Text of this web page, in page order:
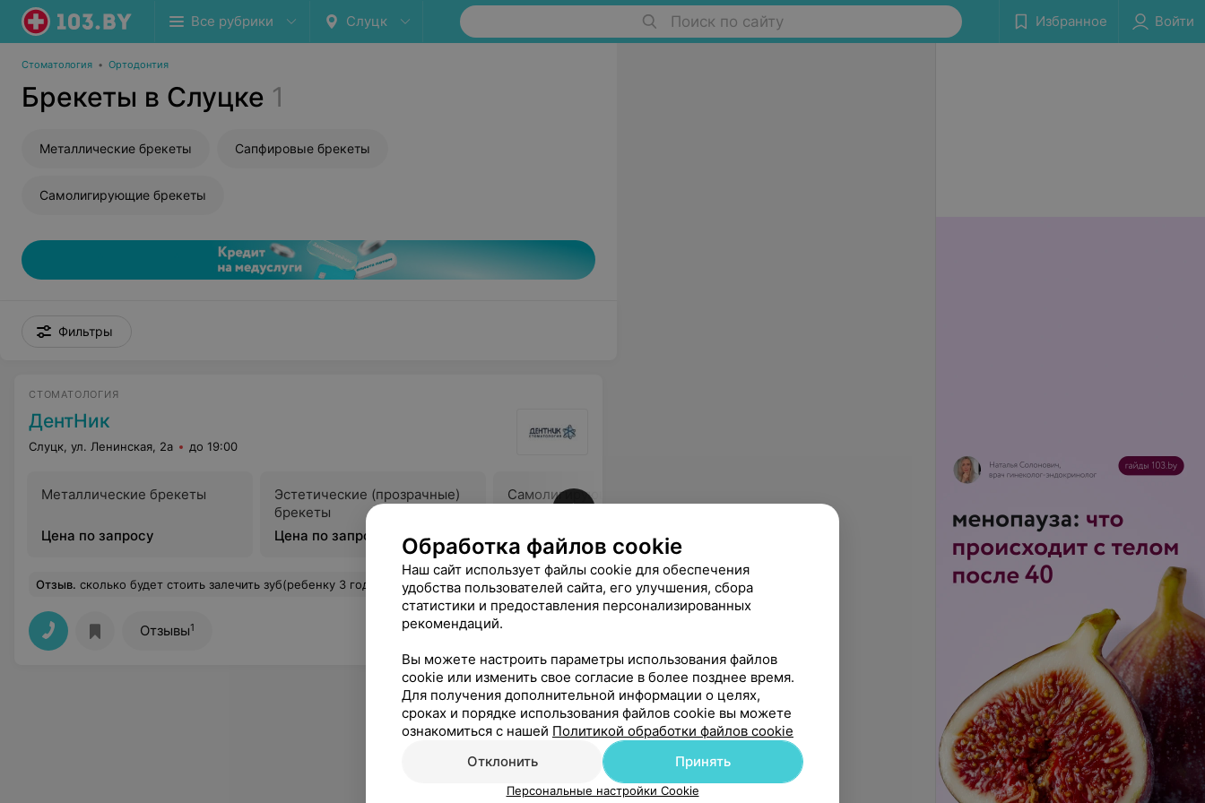
Все рубрики Слуцк Поиск по сайту Избранное Войти
Стоматология • Ортодонтия
Брекеты в Слуцке 1
Металлические брекеты Сапфировые брекеты
Самолигирующие брекеты
Фильтры
СТОМАТОЛОГИЯ
ДентНик
Слуцк, ул. Ленинская, 2а до 19:00
Металлические брекеты
Цена по запросу
Эстетические (прозрачные)
брекеты
Цена по запросу
Самолигирующие
Цена по запросу
эстетические брекеты
Все цены
Отзыв. сколько будет стоить залечить зуб(ребенку 3 годика) Еще
Отзывы1
Обработка файлов cookie
Наш сайт использует файлы cookie для обеспечения
удобства пользователей сайта, его улучшения, сбора
статистики и предоставления персонализированных
рекомендаций.
Вы можете настроить параметры использования файлов
cookie или изменить свое согласие в более позднее время.
Для получения дополнительной информации о целях,
сроках и порядке использования файлов cookie вы можете
ознакомиться с нашей Политикой обработки файлов cookie
Отклонить
Принять
Персональные настройки Cookie